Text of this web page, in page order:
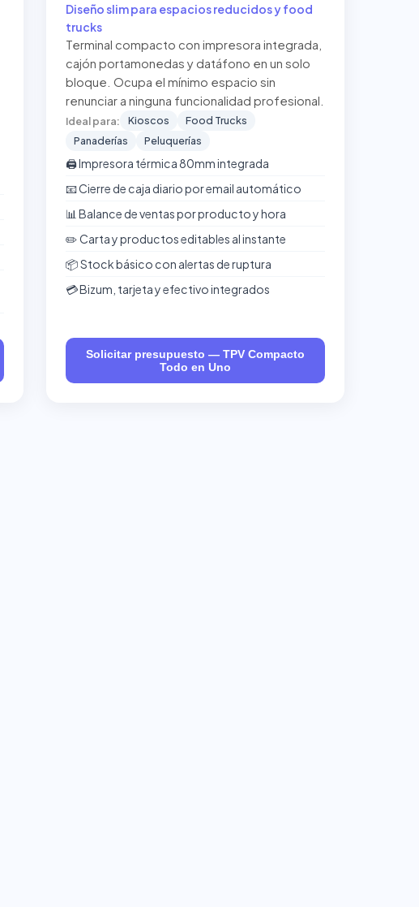
Diseño slim para espacios reducidos y food
trucks
Terminal compacto con impresora integrada,
cajón portamonedas y datáfono en un solo
bloque. Ocupa el mínimo espacio sin
renunciar a ninguna funcionalidad profesional.
Ideal para: Kioscos
Food Trucks
Panaderías
Peluquerías
🖨️ Impresora térmica 80mm integrada
📧 Cierre de caja diario por email automático
📊 Balance de ventas por producto y hora
✏️ Carta y productos editables al instante
📦 Stock básico con alertas de ruptura
💳 Bizum, tarjeta y efectivo integrados
Solicitar presupuesto — TPV Compacto
Todo en Uno